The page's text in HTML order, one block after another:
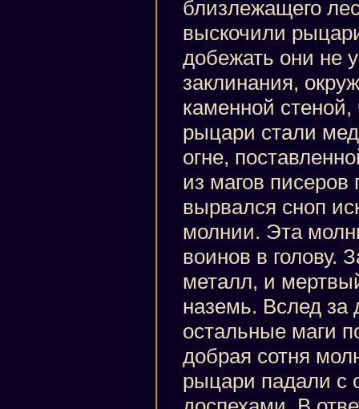
близлежащего
выскочили
добежать они не
заклинания,
каменной стеной,
рыцари стали
огне,
из магов писеров
вырвался сноп
молнии. Эта
воинов в голову.
металл, и
наземь. Вслед за
остальные маги
добрая сотня
рыцари падали с